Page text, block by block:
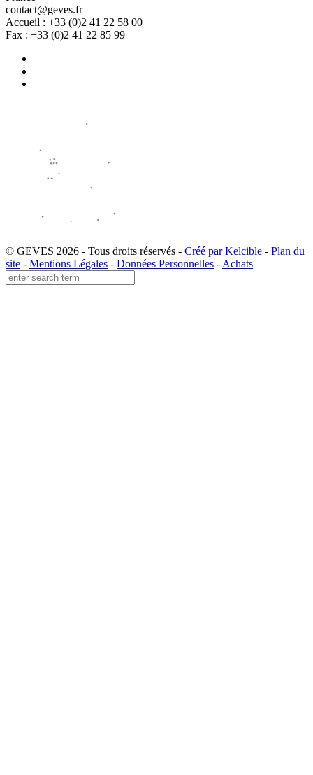
contact@geves.fr
Accueil : +33 (0)2 41 22 58 00
Fax : +33 (0)2 41 22 85 99
© GEVES 2026 - Tous droits réservés - Créé par Kelcible - Plan du
site - Mentions Légales - Données Personnelles - Achats